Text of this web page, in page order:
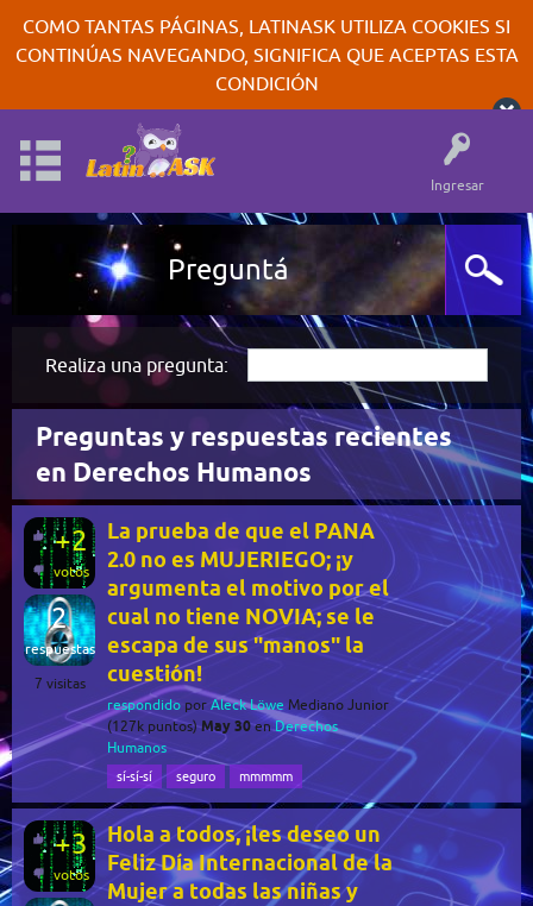
COMO TANTAS PÁGINAS, LATINASK UTILIZA COOKIES SI
CONTINÚAS NAVEGANDO, SIGNIFICA QUE ACEPTAS ESTA
CONDICIÓN
Ingresar
Preguntá
Realiza una pregunta:
Preguntas y respuestas recientes
en Derechos Humanos
+2
votos
2
respuestas
7 visitas
La prueba de que el PANA
2.0 no es MUJERIEGO; ¡y
argumenta el motivo por el
cual no tiene NOVIA; se le
escapa de sus "manos" la
cuestión!
respondido por Aleck Löwe Mediano Junior
(127k puntos) May 30 enDerechos
Humanos
sí-sí-sí seguro mmmmm
+3
votos
Hola a todos, ¡les deseo un
Feliz Día Internacional de la
Mujer a todas las niñas y